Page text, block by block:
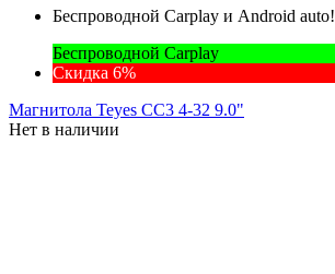
Беспроводной Carplay и Android auto!
Беспроводной Carplay
Скидка 6%
Магнитола Teyes CC3 4-32 9.0"
Нет в наличии